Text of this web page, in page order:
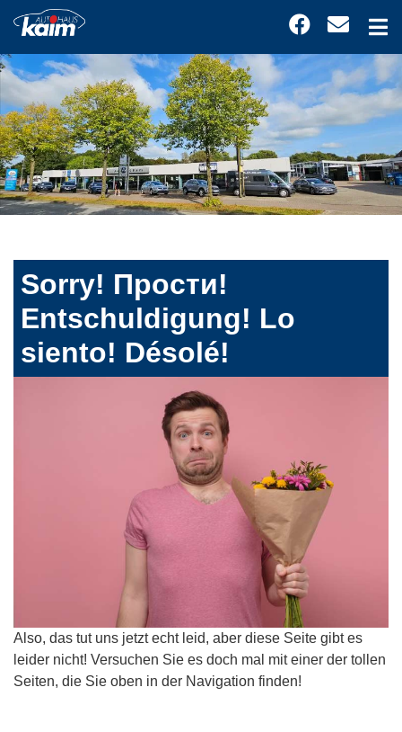
Sorry! Прости!
Entschuldigung! Lo
siento! Désolé!
Also, das tut uns jetzt echt leid, aber diese Seite gibt es
leider nicht! Versuchen Sie es doch mal mit einer der tollen
Seiten, die Sie oben in der Navigation finden!